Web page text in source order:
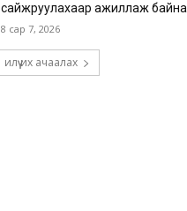
сайжруулахаар ажиллаж байна
8 сар 7, 2026
илүү их ачаалах